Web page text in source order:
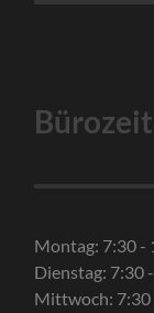
Montag: 7:30 -
Dienstag: 7:30
Mittwoch: 7:30